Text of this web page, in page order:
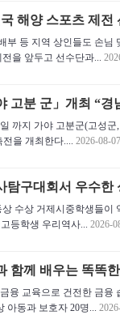
해양 스포츠 제전
부 등 지역 상인들도 손님
을 앞두고 선수단과...
고분 군」개최 “
까지 가야 고분군(고성
을 개최한다.... 2026-08-07
탐구대회서 우수한
수상 거제시중학생들이
등학생 우리역사... 2026-
함께 배우는 똑똑
융 교육으로 건전한 금융
아동과 보호자 20명...